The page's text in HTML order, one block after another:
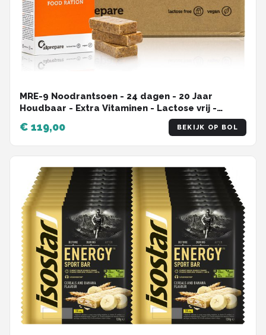
MRE-9 Noodrantsoen - 24 dagen - 20 Jaar
Houdbaar - Extra Vitaminen - Lactose vrij -
€ 119,00 BEKIJK OP BOL